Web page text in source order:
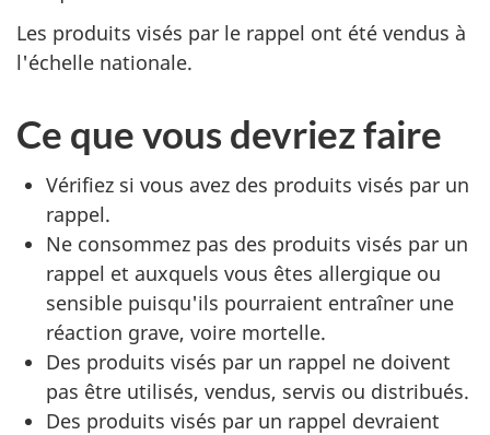
Les produits visés par le rappel ont été vendus à
l'échelle nationale.
Ce que vous devriez faire
Vérifiez si vous avez des produits visés par un
rappel.
Ne consommez pas des produits visés par un
rappel et auxquels vous êtes allergique ou
sensible puisqu'ils pourraient entraîner une
réaction grave, voire mortelle.
Des produits visés par un rappel ne doivent
pas être utilisés, vendus, servis ou distribués.
Des produits visés par un rappel devraient